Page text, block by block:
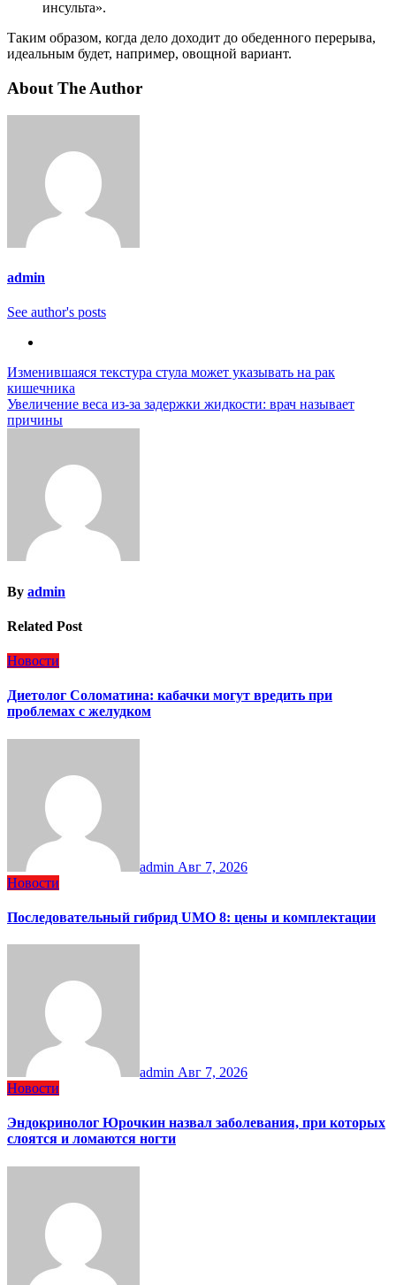
инсульта».
Таким образом, когда дело доходит до обеденного перерыва,
идеальным будет, например, овощной вариант.
About The Author
admin
See author's posts
Навигация
по
записям
Изменившаяся текстура стула может указывать на рак
кишечника
Увеличение веса из-за задержки жидкости: врач называет
причины
By admin
Related Post
Новости
Диетолог Соломатина: кабачки могут вредить при
проблемах с желудком
admin Авг 7, 2026
Новости
Последовательный гибрид UMO 8: цены и комплектации
admin Авг 7, 2026
Новости
Эндокринолог Юрочкин назвал заболевания, при которых
слоятся и ломаются ногти